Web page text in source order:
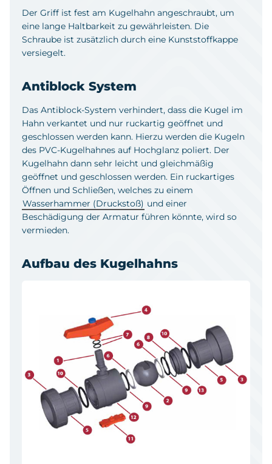
Der Griff ist fest am Kugelhahn angeschraubt, um
eine lange Haltbarkeit zu gewährleisten. Die
Schraube ist zusätzlich durch eine Kunststoffkappe
versiegelt.
Antiblock System
Das Antiblock-System verhindert, dass die Kugel im
Hahn verkantet und nur ruckartig geöffnet und
geschlossen werden kann. Hierzu werden die Kugeln
des PVC-Kugelhahnes auf Hochglanz poliert. Der
Kugelhahn dann sehr leicht und gleichmäßig
geöffnet und geschlossen werden. Ein ruckartiges
Öffnen und Schließen, welches zu einem
Wasserhammer (Druckstoß) und einer
Beschädigung der Armatur führen könnte, wird so
vermieden.
Aufbau des Kugelhahns